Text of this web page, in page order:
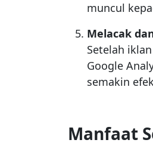
muncul
Melacak
Setelah
Google
semakin
Manfaat